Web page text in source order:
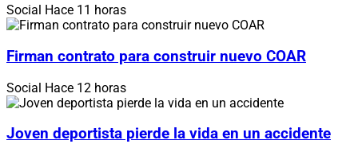
Social Hace 11 horas
Firman contrato para construir nuevo COAR
Social Hace 12 horas
Joven deportista pierde la vida en un accidente